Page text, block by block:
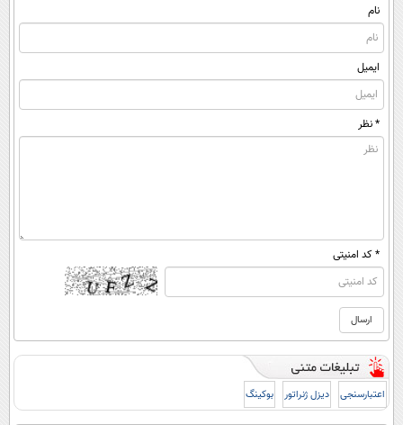
نام
ایمیل
* نظر
* کد امنیتی
اعتبارسنجی دیزل ژنراتور بوکینگ